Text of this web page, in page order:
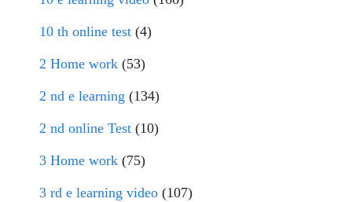
10 th online test (4)
2 Home work (53)
2 nd e learning (134)
2 nd online Test (10)
3 Home work (75)
3 rd e learning video (107)